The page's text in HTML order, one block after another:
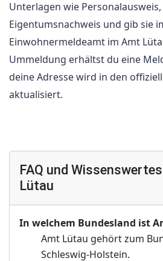
Unterlagen wie
Eigentumsnachweis und gib sie
Einwohnermeldeamt im Amt
Ummeldung erhältst du eine
deine Adresse wird in den
aktualisiert.
FAQ und
Lütau
In welchem Bundesland ist
Amt Lütau gehört zum
Schleswig-Holstein.